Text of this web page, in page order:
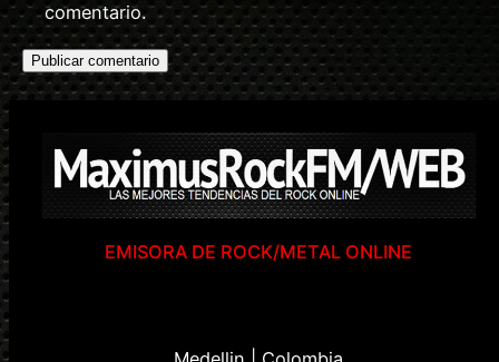
comentario.
EMISORA DE ROCK/METAL ONLINE